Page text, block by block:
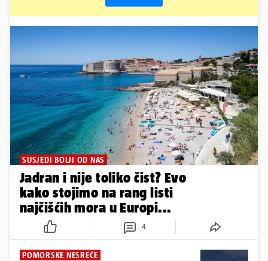
SUSJEDI BOLJI OD NAS
Jadran i nije toliko čist? Evo
kako stojimo na rang listi
najčišćih mora u Europi...
4
POMORSKE NESREĆE